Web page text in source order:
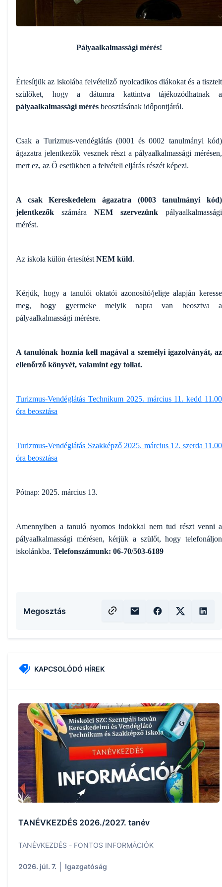
Pályaalkalmassági mérés!
Értesítjük az iskolába felvételiző nyolcadikos diákokat és a tisztelt
szülőket, hogy a dátumra kattintva tájékozódhatnak a
pályaalkalmassági mérés beosztásának időpontjáról.
Csak a Turizmus-vendéglátás (0001 és 0002 tanulmányi kód)
ágazatra jelentkezők vesznek részt a pályaalkalmassági mérésen,
mert ez, az Ő esetükben a felvételi eljárás részét képezi.
A csak Kereskedelem ágazatra (0003 tanulmányi kód)
jelentkezők számára NEM szervezünk pályaalkalmassági
mérést.
Az iskola külön értesítést NEM küld.
Kérjük, hogy a tanulói oktatói azonosító/jelige alapján keresse
meg, hogy gyermeke melyik napra van beosztva a
pályaalkalmassági mérésre.
A tanulónak hoznia kell magával a személyi igazolványát, az
ellenőrző könyvét, valamint egy tollat.
Turizmus-Vendéglátás Technikum 2025. március 11. kedd 11.00
óra beosztása
Turizmus-Vendéglátás Szakképző 2025. március 12. szerda 11.00
óra beosztása
Pótnap: 2025. március 13.
Amennyiben a tanuló nyomos indokkal nem tud részt venni a
pályaalkalmassági mérésen, kérjük a szülőt, hogy telefonáljon
iskolánkba. Telefonszámunk: 06-70/503-6189
Megosztás
KAPCSOLÓDÓ HÍREK
TANÉVKEZDÉS 2026./2027. tanév
TANÉVKEZDÉS - FONTOS INFORMÁCIÓK
2026. júl. 7. Igazgatóság